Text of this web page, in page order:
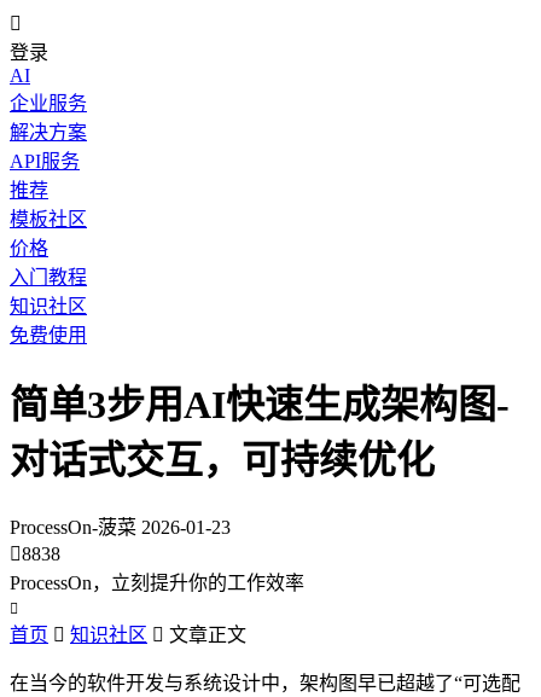

登录
AI
企业服务
解决方案
API服务
推荐
模板社区
价格
入门教程
知识社区
免费使用
简单3步用AI快速生成架构图-
对话式交互，可持续优化
ProcessOn-菠菜 2026-01-23
8838
ProcessOn，立刻提升你的工作效率

首页  知识社区  文章正文
在当今的软件开发与系统设计中，架构图早已超越了“可选配